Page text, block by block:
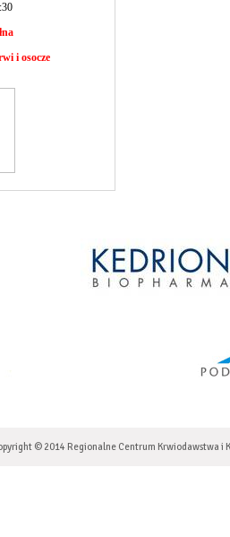
i osocze
© 2014 Regionalne Centrum Krwiodawstwa